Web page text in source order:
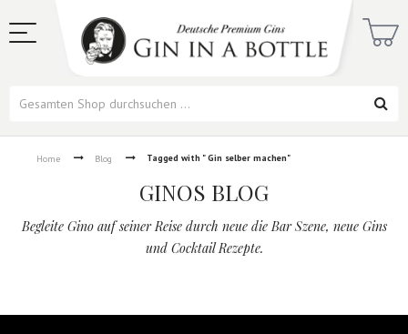
Home Blog Tagged with " Gin selber machen"
GINOS BLOG
Begleite Gino auf seiner Reise durch neue die Bar Szene, neue Gins
und Cocktail Rezepte.